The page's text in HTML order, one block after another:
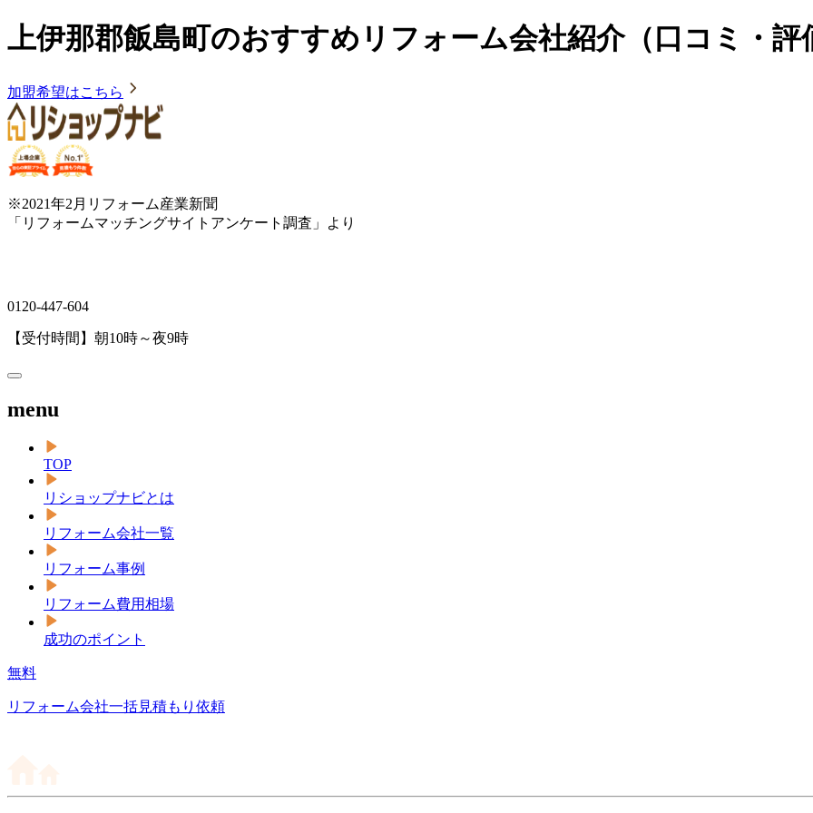
上伊那郡飯島町のおすすめリフォーム会社紹介（口コミ・評
加盟希望はこちら
※2021年2月リフォーム産業新聞
「リフォームマッチングサイトアンケート調査」より
0120-447-604
【受付時間】朝10時～夜9時
menu
TOP
リショップナビとは
リフォーム会社一覧
リフォーム事例
リフォーム費用相場
成功のポイント
無料
リフォーム会社一括見積もり依頼